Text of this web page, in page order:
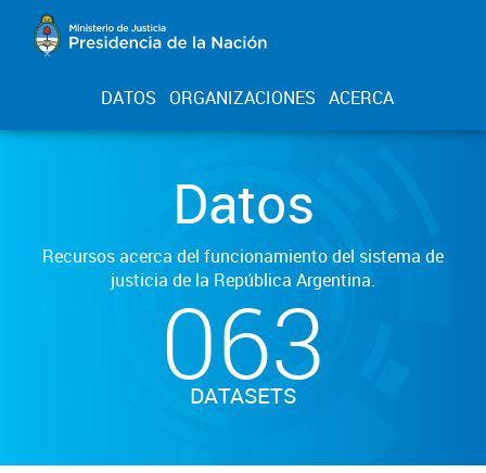
DATOS ORGANIZACIONES ACERCA
Datos
Recursos acerca del funcionamiento del sistema de
justicia de la República Argentina.
063
DATASETS